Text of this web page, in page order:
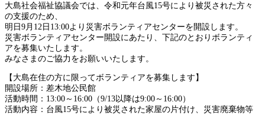
大島社会福祉協議会では、令和元年台風15号により被災された方々
の支援のため、
明日9月12日13:00より災害ボランティアセンターを開設します。
災害ボランティアセンター開設にあたり、下記のとおりボランティ
アを募集いたします。
みなさまのご協力をお願いいたします。
【大島在住の方に限ってボランティアを募集します】
開設場所：差木地公民館
活動時間：13:00～16:00（9/13以降は9:00～16:00）
活動内容：台風15号により被災された家屋の片付け、災害廃棄物等